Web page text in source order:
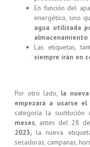
En función del
energético, sino
agua utilizada
Las etiquetas,
siempre irán en
Por otro lado, la
empezará a usarse
categoría la
meses , antes del 28
2023, la nueva
secadoras, campanas,